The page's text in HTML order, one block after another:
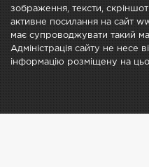
зображення, тексти,
активне посилання на сайт
має супроводжувати такий
Адміністрація сайту не несе
інформацію розміщену на